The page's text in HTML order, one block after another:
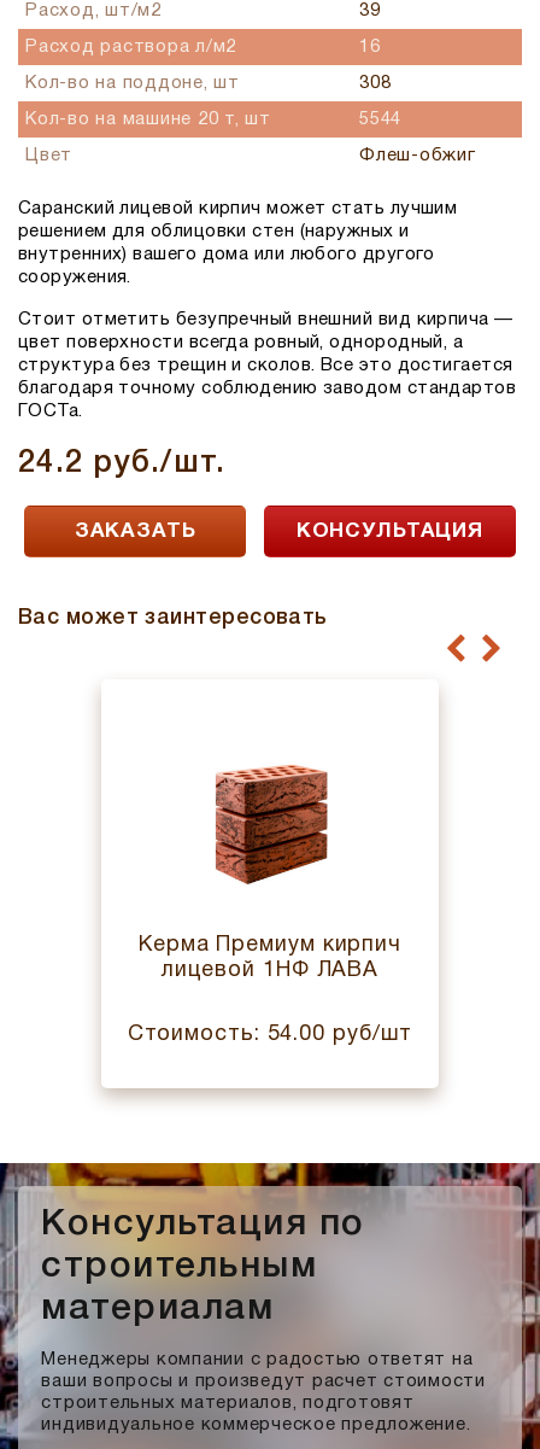
Расход, шт/м2 39
Расход раствора л/м2 16
Кол-во на поддоне, шт 308
Кол-во на машине 20 т, шт 5544
Цвет Флеш-обжиг
Саранский лицевой кирпич может стать лучшим
решением для облицовки стен (наружных и
внутренних) вашего дома или любого другого
сооружения.
Стоит отметить безупречный внешний вид кирпича —
цвет поверхности всегда ровный, однородный, а
структура без трещин и сколов. Все это достигается
благодаря точному соблюдению заводом стандартов
ГОСТа.
24.2 руб./шт.
ЗАКАЗАТЬ КОНСУЛЬТАЦИЯ
Вас может заинтересовать
Керма Премиум кирпич
лицевой 1НФ ЛАВА
Стоимость: 54.00 руб/шт
Консультация по
строительным
материалам
Менеджеры компании с радостью ответят на
ваши вопросы и произведут расчет стоимости
строительных материалов, подготовят
индивидуальное коммерческое предложение.